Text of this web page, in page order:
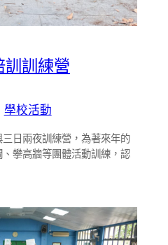
訓訓練營
學校活動
日兩夜訓練營，為著來年的
攀高牆等團體活動訓練，認